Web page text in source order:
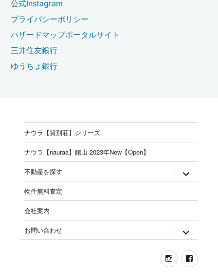
公式Instagram
プライバシーポリシー
ハザードマップポータルサイト
三井住友銀行
ゆうちょ銀行
ナウラ【貸別荘】シリーズ
ナウラ【nauraa】館山 2023年New【Open】
不動産を探す expand
child
物件無料査定
会社案内
お問い合わせ expand
child
Instagram